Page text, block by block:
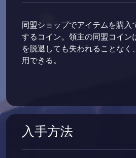
同盟ショップでアイテムを購入
するコイン。領主の同盟コイン
を脱退しても失われることなく
用できる。
入手方法